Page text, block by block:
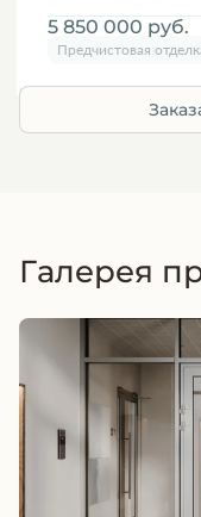
5 850 000 руб.
Предчистовая
Галерея